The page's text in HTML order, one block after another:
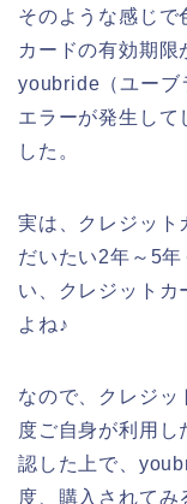
そのような感じで
カードの有効期限
youbride（ユーブ
エラーが発生して
した。
実は、クレジット
だいたい2年～5
い、クレジットカ
よね♪
なので、クレジッ
度ご自身が利用し
認した上で、
度、購入されてみ